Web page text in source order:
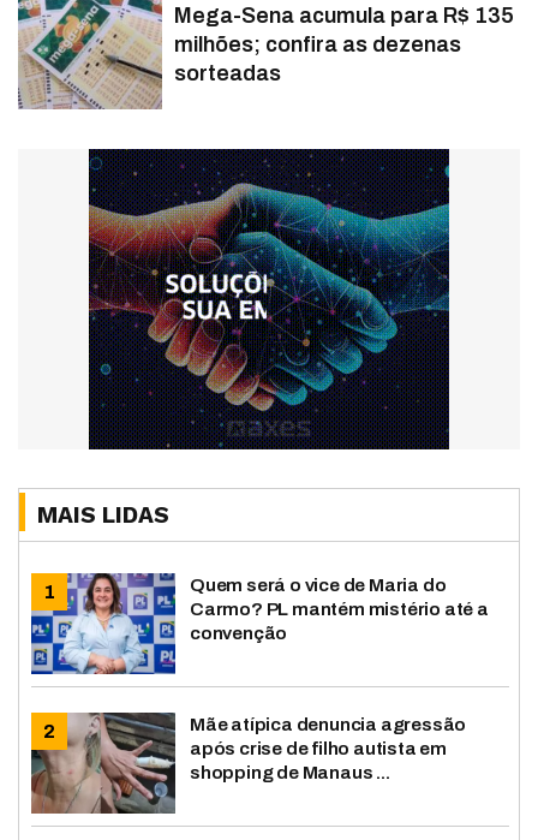
Mega-Sena acumula para R$ 135
milhões; confira as dezenas
sorteadas
MAIS LIDAS
Quem será o vice de Maria do
Carmo? PL mantém mistério até a
convenção
Mãe atípica denuncia agressão
após crise de filho autista em
shopping de Manaus ...